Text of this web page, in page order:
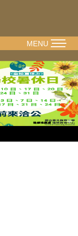
MENU